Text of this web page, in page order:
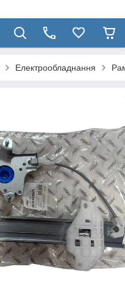
Електрообладнання